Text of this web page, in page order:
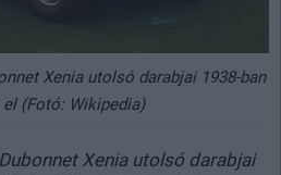
Xenia utolsó darabjai 1938-ban
(Fotó: Wikipedia)
Xenia utolsó darabjai